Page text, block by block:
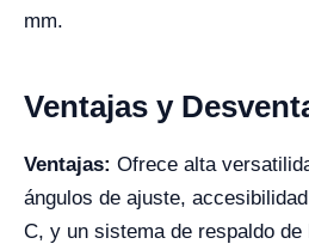
mm.
Ventajas y
Ventajas: Ofrece alta
ángulos de ajuste,
C, y un sistema de respaldo de